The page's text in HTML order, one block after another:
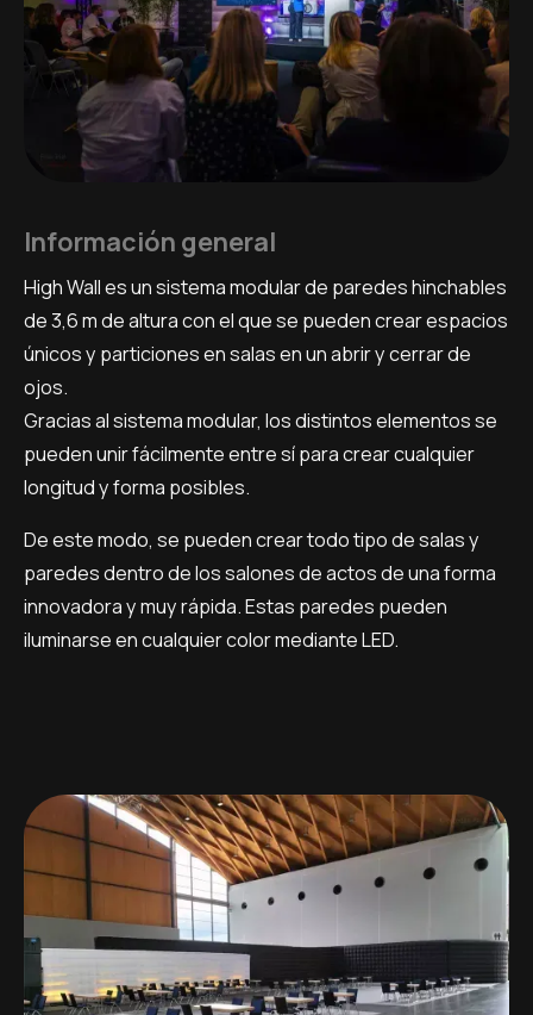
Información general
High Wall es un sistema modular de paredes hinchables
de 3,6 m de altura con el que se pueden crear espacios
únicos y particiones en salas en un abrir y cerrar de
ojos.
Gracias al sistema modular, los distintos elementos se
pueden unir fácilmente entre sí para crear cualquier
longitud y forma posibles.
De este modo, se pueden crear todo tipo de salas y
paredes dentro de los salones de actos de una forma
innovadora y muy rápida. Estas paredes pueden
iluminarse en cualquier color mediante LED.